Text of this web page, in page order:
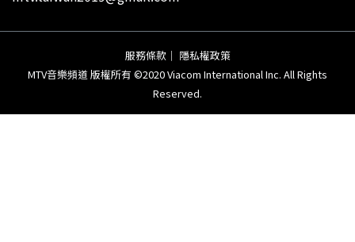
服務條款 ｜ 隱私權政策
MTV音樂頻道 版權所有 ©2020 Viacom International Inc. All Rights
Reserved.